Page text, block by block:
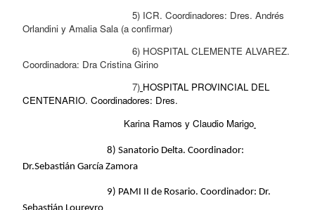
5) ICR. Coordinadores: Dres. Andrés
Orlandini y Amalia Sala (a confirmar)
6) HOSPITAL CLEMENTE ALVAREZ.
Coordinadora: Dra Cristina Girino
7) HOSPITAL PROVINCIAL DEL
CENTENARIO. Coordinadores: Dres.
Karina Ramos y Claudio Marigo
8) Sanatorio Delta. Coordinador:
Dr.Sebastián García Zamora
9) PAMI II de Rosario. Coordinador: Dr.